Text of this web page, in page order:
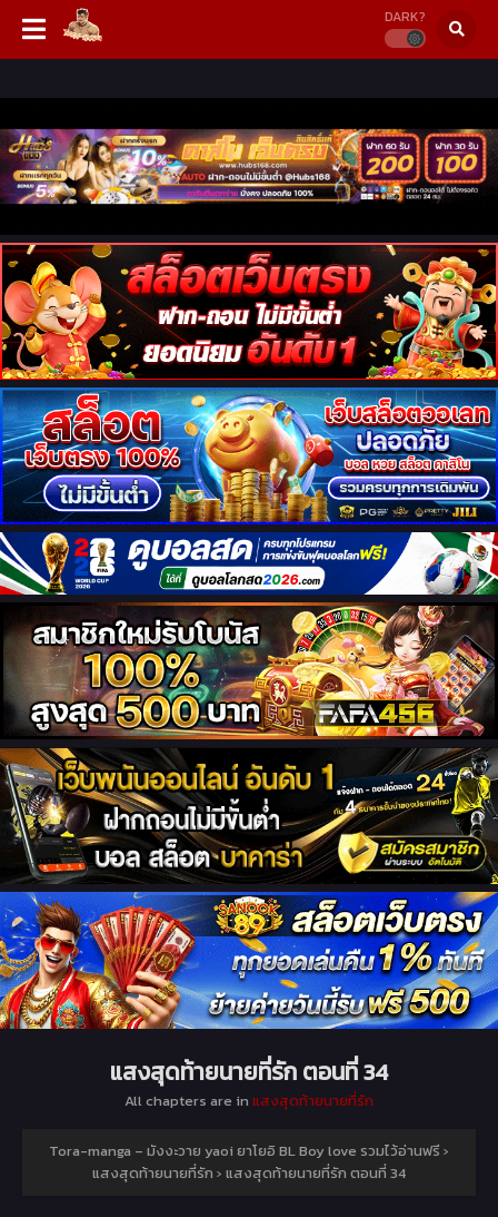
DARK?
แสงสุดท้ายนายที่รัก ตอนที่ 34
All chapters are in แสงสุดท้ายนายที่รัก
Tora-manga – มังงะวาย yaoi ยาโยอิ BL Boy love รวมไว้อ่านฟรี ›
แสงสุดท้ายนายที่รัก › แสงสุดท้ายนายที่รัก ตอนที่ 34